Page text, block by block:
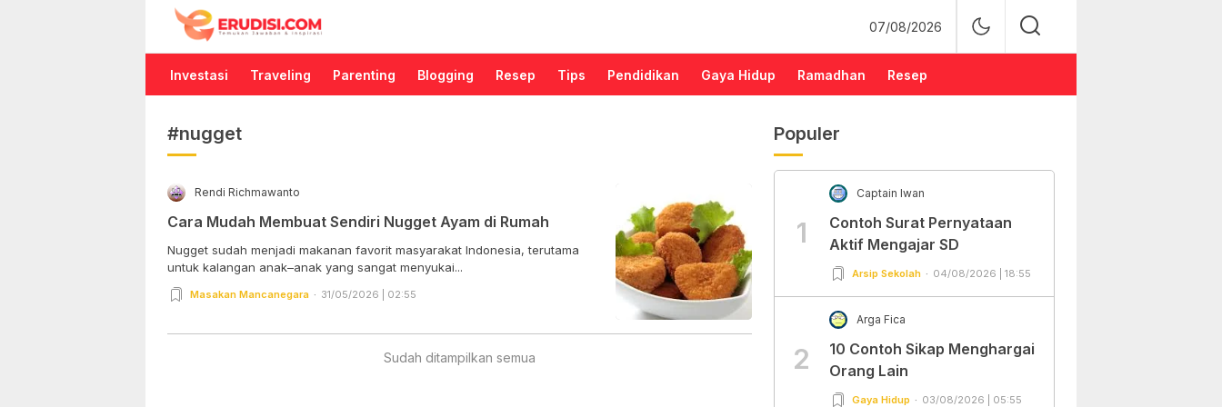
Erudisi
Temukan Jawaban dan Inspirasi
07/08/2026
Investasi Traveling Parenting Blogging Resep Tips Pendidikan Gaya Hidup Ramadhan Resep
#nugget
Rendi Richmawanto
Cara Mudah Membuat Sendiri Nugget Ayam di Rumah
Nugget sudah menjadi makanan favorit masyarakat Indonesia, terutama
untuk kalangan anak–anak yang sangat menyukai...
Masakan Mancanegara 31/05/2026 | 02:55
Sudah ditampilkan semua
Populer
1
Captain Iwan
Contoh Surat Pernyataan
Aktif Mengajar SD
Arsip Sekolah 04/08/2026 | 18:55
2
Arga Fica
10 Contoh Sikap Menghargai
Orang Lain
Gaya Hidup 03/08/2026 | 05:55